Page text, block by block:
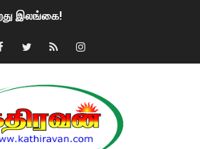
இலங்கை!
எங்களைத் தனிமையில்
விலக திட்டம்?
தரமான சம்பவம்.. ஆபாச வீடியோக்களால்